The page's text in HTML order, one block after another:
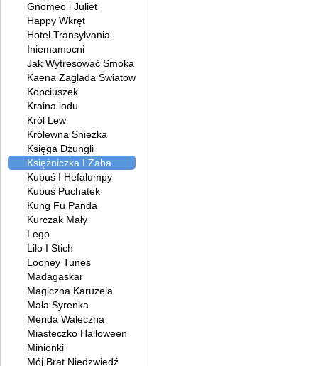
Gnomeo i Juliet
Happy Wkręt
Hotel Transylvania
Iniemamocni
Jak Wytresować Smoka
Kaena Zaglada Swiatow
Kopciuszek
Kraina lodu
Król Lew
Królewna Śnieżka
Księga Dżungli
Księżniczka I Żaba
Kubuś I Hefalumpy
Kubuś Puchatek
Kung Fu Panda
Kurczak Mały
Lego
Lilo I Stich
Looney Tunes
Madagaskar
Magiczna Karuzela
Mała Syrenka
Merida Waleczna
Miasteczko Halloween
Minionki
Mój Brat Niedzwiedź